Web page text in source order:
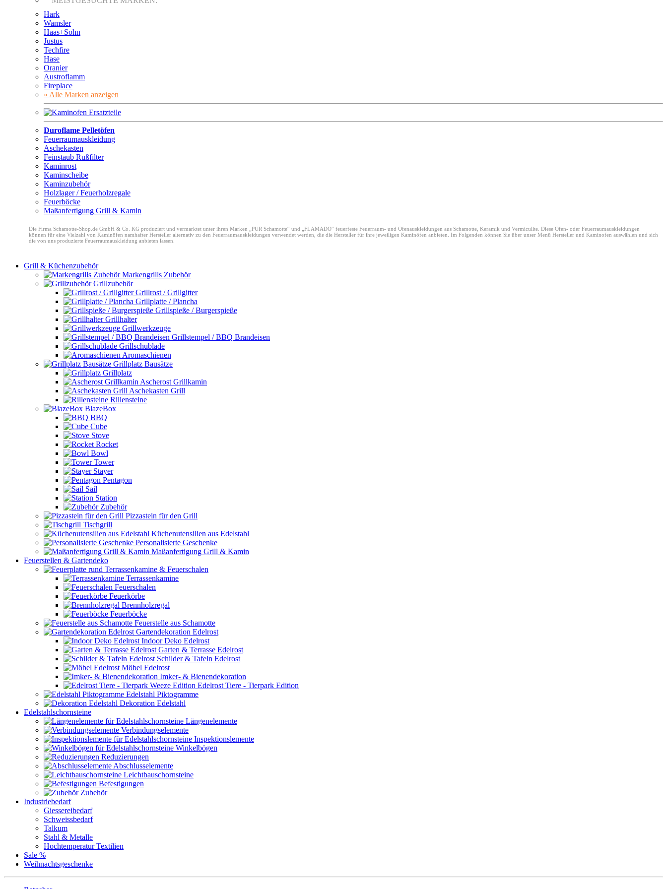
Hark
Wamsler
Haas+Sohn
Justus
Techfire
Hase
Oranier
Austroflamm
Fireplace
» Alle Marken anzeigen
Duroflame Pelletöfen
Feuerraumauskleidung
Aschekasten
Feinstaub Rußfilter
Kaminrost
Kaminscheibe
Kaminzubehör
Holzlager / Feuerholzregale
Feuerböcke
Maßanfertigung Grill & Kamin
Die Firma Schamotte-Shop.de GmbH & Co. KG produziert und vermarktet unter ihren Marken „PUR Schamotte“ und „FLAMADO“ feuerfeste Feuerraum- und Ofenauskleidungen aus Schamotte, Keramik und Vermiculite. Diese Ofen- oder Feuerraumauskleidungen
können für eine Vielzahl von Kaminöfen namhafter Hersteller alternativ zu den Feuerraumauskleidungen verwendet werden, die die Hersteller für ihre jeweiligen Kaminöfen anbieten. Im Folgenden können Sie über unser Menü Hersteller und Kaminofen auswählen und sich
die von uns produzierte Feuerraumauskleidung anbieten lassen.
Grill & Küchenzubehör
Markengrills Zubehör
Grillzubehör
Grillrost / Grillgitter
Grillplatte / Plancha
Grillspieße / Burgerspieße
Grillhalter
Grillwerkzeuge
Grillstempel / BBQ Brandeisen
Grillschublade
Aromaschienen
Grillplatz Bausätze
Grillplatz
Ascherost Grillkamin
Aschekasten Grill
Rillensteine
BlazeBox
BBQ
Cube
Stove
Rocket
Bowl
Tower
Stayer
Pentagon
Sail
Station
Zubehör
Pizzastein für den Grill
Tischgrill
Küchenutensilien aus Edelstahl
Personalisierte Geschenke
Maßanfertigung Grill & Kamin
Feuerstellen & Gartendeko
Terrassenkamine & Feuerschalen
Terrassenkamine
Feuerschalen
Feuerkörbe
Brennholzregal
Feuerböcke
Feuerstelle aus Schamotte
Gartendekoration Edelrost
Indoor Deko Edelrost
Garten & Terrasse Edelrost
Schilder & Tafeln Edelrost
Möbel Edelrost
Imker- & Bienendekoration
Edelrost Tiere - Tierpark Edition
Edelstahl Piktogramme
Dekoration Edelstahl
Edelstahlschornsteine
Längenelemente
Verbindungselemente
Inspektionslemente
Winkelbögen
Reduzierungen
Abschlusselemente
Leichtbauschornsteine
Befestigungen
Zubehör
Industriebedarf
Giessereibedarf
Schweissbedarf
Talkum
Stahl & Metalle
Hochtemperatur Textilien
Sale %
Weihnachtsgeschenke